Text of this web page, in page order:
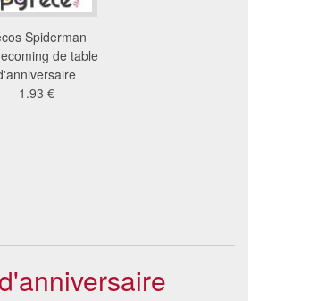
Spiderman
de table
1.93 €